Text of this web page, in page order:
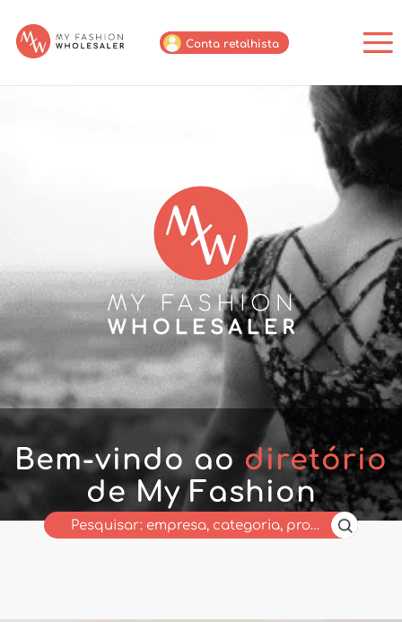
Conta retalhista
Bem-vindo ao diretório
de My Fashion
Wholesaler